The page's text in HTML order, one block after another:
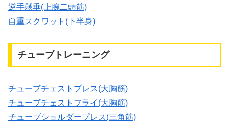
逆手懸垂(上腕二頭筋)
自重スクワット(下半身)
チューブトレーニング
チューブチェストプレス(大胸筋)
チューブチェストフライ(大胸筋)
チューブショルダープレス(三角筋)